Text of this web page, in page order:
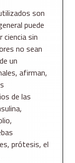
son
puede
ciencia sin
no sean
un
afirman,
de las
prótesis, el